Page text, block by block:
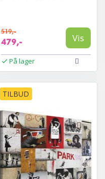
519,-
479,- Vis
På lager
TILBUD